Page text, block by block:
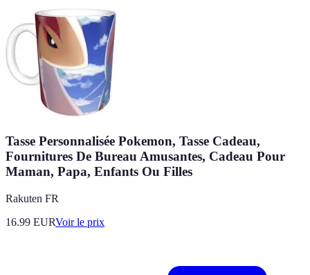
Tasse Personnalisée Pokemon, Tasse Cadeau,
Fournitures De Bureau Amusantes, Cadeau Pour
Maman, Papa, Enfants Ou Filles
Rakuten FR
16.99 EURVoir le prix